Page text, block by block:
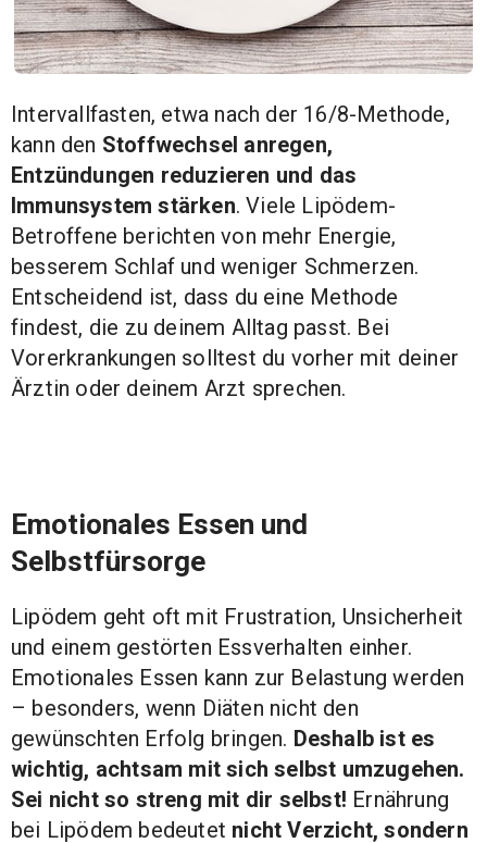
Intervallfasten, etwa nach der 16/8-Methode,
kann den Stoffwechsel anregen,
Entzündungen reduzieren und das
Immunsystem stärken. Viele Lipödem-
Betroffene berichten von mehr Energie,
besserem Schlaf und weniger Schmerzen.
Entscheidend ist, dass du eine Methode
findest, die zu deinem Alltag passt. Bei
Vorerkrankungen solltest du vorher mit deiner
Ärztin oder deinem Arzt sprechen.
Emotionales Essen und
Selbstfürsorge
Lipödem geht oft mit Frustration, Unsicherheit
und einem gestörten Essverhalten einher.
Emotionales Essen kann zur Belastung werden
– besonders, wenn Diäten nicht den
gewünschten Erfolg bringen. Deshalb ist es
wichtig, achtsam mit sich selbst umzugehen.
Sei nicht so streng mit dir selbst! Ernährung
bei Lipödem bedeutet nicht Verzicht, sondern